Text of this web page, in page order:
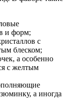
и форм;
с
блеском;
а особенно
с желтым
а иногда